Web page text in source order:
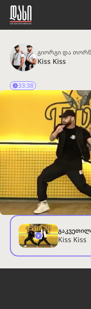
გიორგი და
Kiss Kiss
33:38
Kiss Kiss